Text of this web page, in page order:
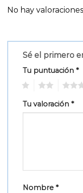
No hay
Sé el primero
Tu puntuación *
Tu valoración *
Nombre *